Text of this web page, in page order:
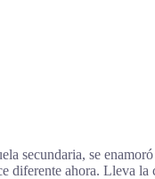
secundaria, se
diferente ahora. Lleva la